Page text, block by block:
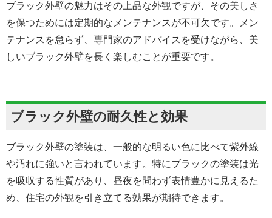
ブラック外壁の魅力はその上品な外観ですが、その美しさ
を保つためには定期的なメンテナンスが不可欠です。メン
テナンスを怠らず、専門家のアドバイスを受けながら、美
しいブラック外壁を長く楽しむことが重要です。
ブラック外壁の耐久性と効果
ブラック外壁の塗装は、一般的な明るい色に比べて紫外線
や汚れに強いと言われています。特にブラックの塗装は光
を吸収する性質があり、昼夜を問わず表情豊かに見えるた
め、住宅の外観を引き立てる効果が期待できます。